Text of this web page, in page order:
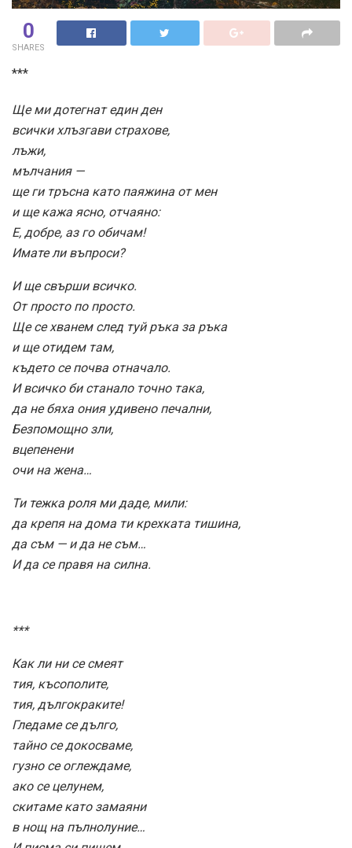
0
SHARES
***
Ще ми дотегнат един ден
всички хлъзгави страхове,
лъжи,
мълчания —
ще ги тръсна като паяжина от мен
и ще кажа ясно, отчаяно:
Е, добре, аз го обичам!
Имате ли въпроси?
И ще свърши всичко.
От просто по просто.
Ще се хванем след туй ръка за ръка
и ще отидем там,
където се почва отначало.
И всичко би станало точно така,
да не бяха ония удивено печални,
Безпомощно зли,
вцепенени
очи на жена…
Ти тежка роля ми даде, мили:
да крепя на дома ти крехката тишина,
да съм — и да не съм…
И да се правя на силна.
***
Как ли ни се смеят
тия, късополите,
тия, дългокраките!
Гледаме се дълго,
тайно се докосваме,
гузно се оглеждаме,
ако се целунем,
скитаме като замаяни
в нощ на пълнолуние…